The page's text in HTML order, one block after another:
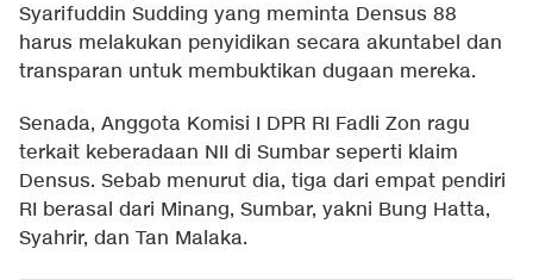
Syarifuddin Sudding yang meminta Densus 88
harus melakukan penyidikan secara akuntabel dan
transparan untuk membuktikan dugaan mereka.
Senada, Anggota Komisi I DPR RI Fadli Zon ragu
terkait keberadaan NII di Sumbar seperti klaim
Densus. Sebab menurut dia, tiga dari empat pendiri
RI berasal dari Minang, Sumbar, yakni Bung Hatta,
Syahrir, dan Tan Malaka.